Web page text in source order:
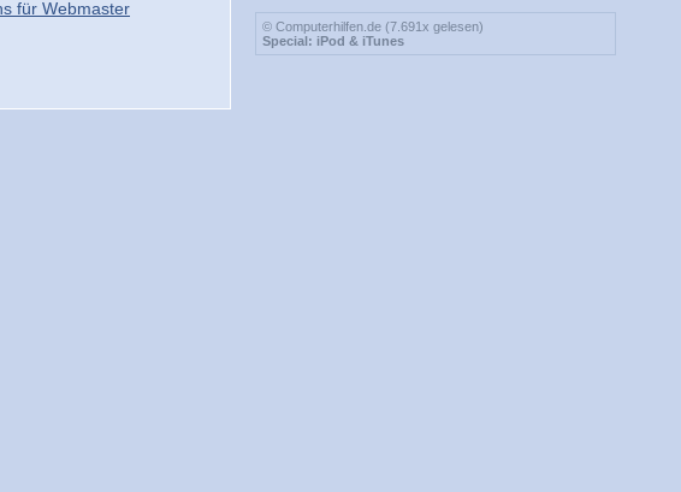
für Webmaster
© Computerhilfen.de (7.691x gelesen)
Special: iPod & iTunes